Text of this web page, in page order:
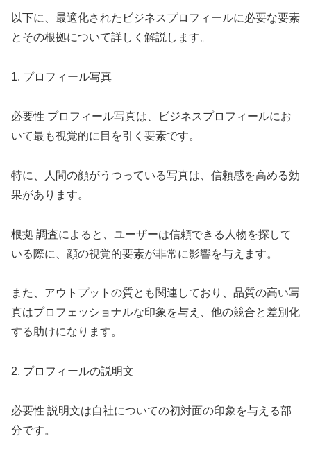
以下に、最適化されたビジネスプロフィールに必要な要素
とその根拠について詳しく解説します。
1. プロフィール写真
必要性 プロフィール写真は、ビジネスプロフィールにお
いて最も視覚的に目を引く要素です。
特に、人間の顔がうつっている写真は、信頼感を高める効
果があります。
根拠 調査によると、ユーザーは信頼できる人物を探して
いる際に、顔の視覚的要素が非常に影響を与えます。
また、アウトプットの質とも関連しており、品質の高い写
真はプロフェッショナルな印象を与え、他の競合と差別化
する助けになります。
2. プロフィールの説明文
必要性 説明文は自社についての初対面の印象を与える部
分です。